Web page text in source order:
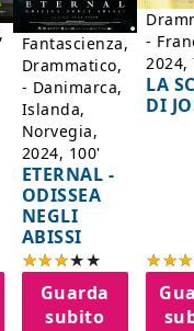
Fantascienza,
Drammatico,
- Danimarca,
Islanda,
Norvegia,
2024, 100'
ETERNAL -
ODISSEA
NEGLI
ABISSI
Guarda
subito
-
2024,
LA
DI